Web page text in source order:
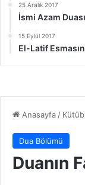
25 Aralık 2017
İsmi Azam
15 Eylül 2017
El-Latif